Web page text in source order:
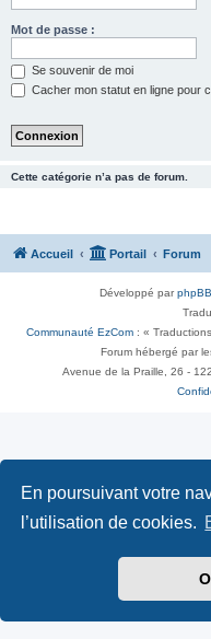
En poursuivant votre
l’utilisation de cookies.
Mot de passe :
Se souvenir de moi
Cacher mon statut en ligne pour
Cette catégorie n’a pas de forum.
Accueil Portail Forum
Développé parphpBB
Communauté EzCom : «
Forum hébergé par
Avenue de la Praille, 26 -